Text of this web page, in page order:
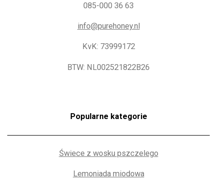
085-000 36 63
info@purehoney.nl
KvK: 73999172
BTW: NL002521822B26
Popularne kategorie
Świece z wosku pszczelego
Lemoniada miodowa